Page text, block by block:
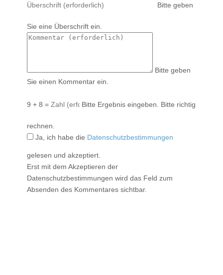
Bitte geben
Sie eine Überschrift ein.
Bitte geben
Sie einen Kommentar ein.
9 + 8 = Bitte Ergebnis eingeben. Bitte richtig
rechnen.
Ja, ich habe die Datenschutzbestimmungen
gelesen und akzeptiert.
Erst mit dem Akzeptieren der
Datenschutzbestimmungen wird das Feld zum
Absenden des Kommentares sichtbar.